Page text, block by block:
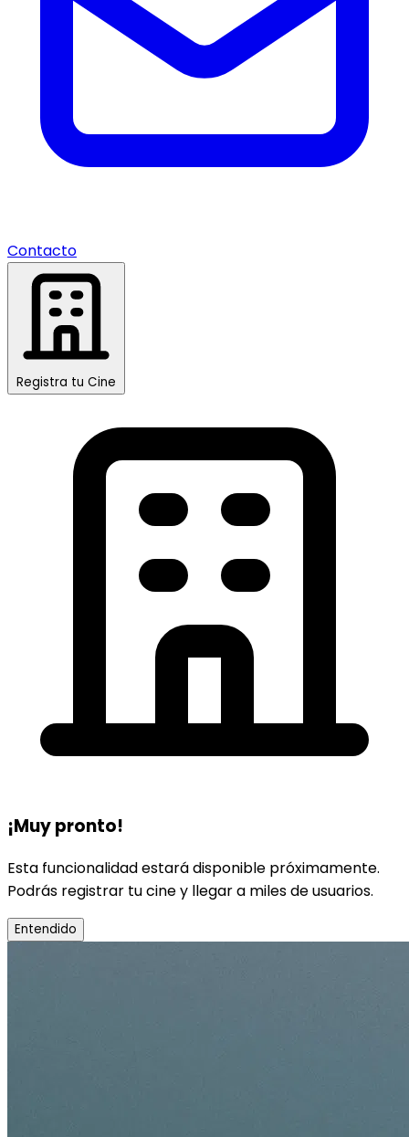
Contacto
Registra tu Cine
¡Muy pronto!
Esta funcionalidad estará disponible próximamente.
Podrás registrar tu cine y llegar a miles de usuarios.
Entendido